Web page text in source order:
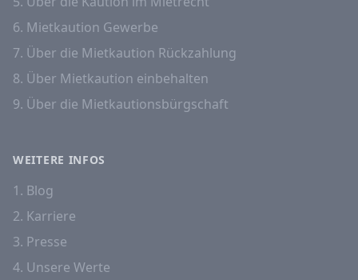
6. Mietkaution Gewerbe
7. Über die Mietkaution Rückzahlung
8. Über Mietkaution einbehalten
9. Über die Mietkautionsbürgschaft
WEITERE INFOS
1. Blog
2. Karriere
3. Presse
4. Unsere Werte